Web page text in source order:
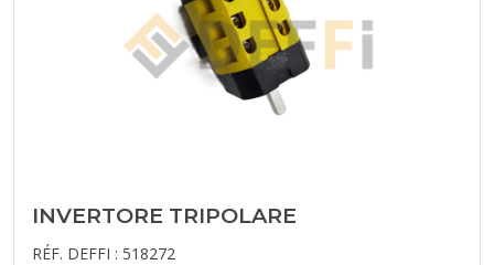
INVERTORE TRIPOLARE
RÉF. DEFFI : 518272